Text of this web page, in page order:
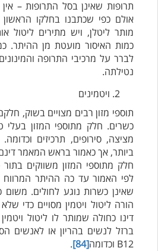
תרופות שאינן בסל התרופות –
אולם כפי שכתבנו בחלקו
מותר ליטלן, ויש מתירים ליטול
כמות האיסור מועטת מן ההיתר.
לברר על מרכיבי התרופה
נטילתה.
ויטמינים
תוספי מזון רבים מצויים בשוק,
כשרים. חלק מתוספי המזון בעלי
מציצה, סירופים, תרכיזים
ביותר, אך כאמור בראש המאמר דינם
חלק מתוספי המזון משווקים
לפי האמור עד כה ההיתר המרווח
שאינן כשרות נוגע לחולים.
הורה ליטול ויטמין מסויים כדי
דינו כחולה שמותר לו ליטול
ברזל לנשים בהריון או לאנשים
B12 וכדומה
[84]
.